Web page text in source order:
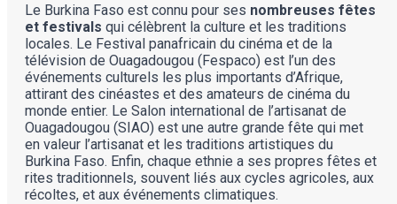
Le Burkina Faso est connu pour ses nombreuses fêtes
et festivals qui célèbrent la culture et les traditions
locales. Le Festival panafricain du cinéma et de la
télévision de Ouagadougou (Fespaco) est l’un des
événements culturels les plus importants d’Afrique,
attirant des cinéastes et des amateurs de cinéma du
monde entier. Le Salon international de l’artisanat de
Ouagadougou (SIAO) est une autre grande fête qui met
en valeur l’artisanat et les traditions artistiques du
Burkina Faso. Enfin, chaque ethnie a ses propres fêtes et
rites traditionnels, souvent liés aux cycles agricoles, aux
récoltes, et aux événements climatiques.